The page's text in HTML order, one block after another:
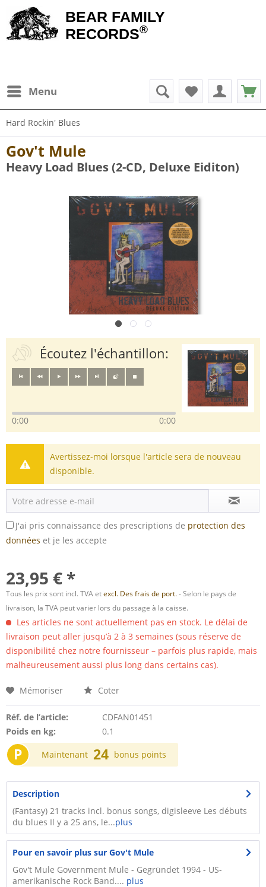
BEAR FAMILY
RECORDS®
Menu
Hard Rockin' Blues
Gov't Mule
Heavy Load Blues (2-CD, Deluxe Eiditon)
Écoutez l'échantillon:
0:00 0:00
Avertissez-moi lorsque l'article sera de nouveau
disponible.
J'ai pris connaissance des prescriptions de protection des
données et je les accepte
23,95 € *
Tous les prix sont incl. TVA etexcl. Des frais de port.- Selon le pays de
livraison, la TVA peut varier lors du passage à la caisse.
Les articles ne sont actuellement pas en stock. Le délai de
livraison peut aller jusqu’à 2 à 3 semaines (sous réserve de
disponibilité chez notre fournisseur – parfois plus rapide, mais
malheureusement aussi plus long dans certains cas).
Mémoriser Coter
Réf. de l’article:
CDFAN01451
Poids en kg:
0.1
P Maintenant 24 bonus points
Description
(Fantasy) 21 tracks incl. bonus songs, digisleeve Les débuts
du blues Il y a 25 ans, le...plus
Pour en savoir plus sur Gov't Mule
Gov't Mule Government Mule - Gegründet 1994 - US-
amerikanische Rock Band.... plus